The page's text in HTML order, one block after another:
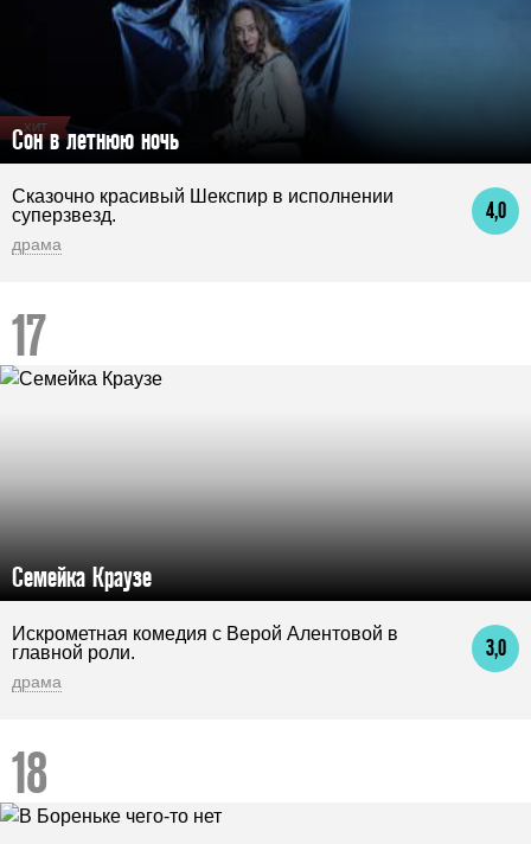
ХИТ
Сон в летнюю ночь
4,0
Сказочно красивый Шекспир в исполнении
суперзвезд.
драма
Семейка Краузе
3,0
Искрометная комедия с Верой Алентовой в
главной роли.
драма